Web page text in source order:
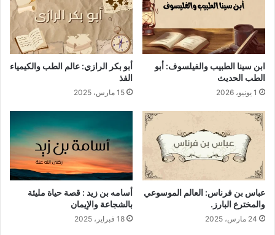
ابن سينا الطبيب والفيلسوف: أبو
الطب الحديث
1 يونيو، 2026
أبو بكر الرازي: عالم الطب والكيمياء
الفذ
15 مارس، 2025
عباس بن فرناس: العالم الموسوعي
والمخترع البارز.
24 مارس، 2025
أسامه بن زيد : قصة حياة مليئة
بالشجاعة والإيمان
18 فبراير، 2025